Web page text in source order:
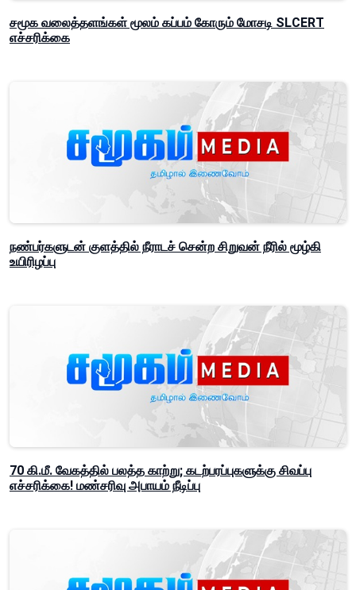
சமூக வலைத்தளங்கள் மூலம் கப்பம் கோரும் மோசடி SLCERT
எச்சரிக்கை
நண்பர்களுடன் குளத்தில் நீராடச் சென்ற சிறுவன் நீரில் மூழ்கி
உயிரிழப்பு
70 கி.மீ. வேகத்தில் பலத்த காற்று; கடற்பரப்புகளுக்கு சிவப்பு
எச்சரிக்கை! மண்சரிவு அபாயம் நீடிப்பு